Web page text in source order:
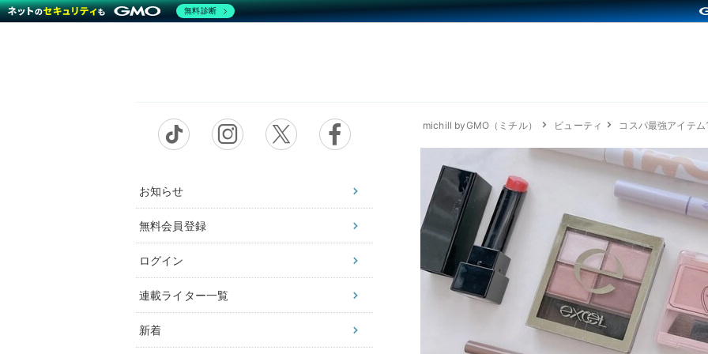
お知らせ
無料会員登録
ログイン
連載ライター一覧
新着
michill byGMO（ミチル） ビューティ コスパ最強アイテ
無料診断